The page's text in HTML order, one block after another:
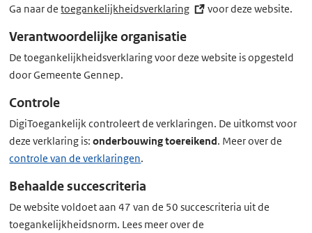
r
l
Ga naar detoegankelijkheidsverklaring (externe
voor deze website.
Verantwoordelijke organisatie
De toegankelijkheidsverklaring voor deze website is opgesteld
door Gemeente Gennep.
Controle
DigiToegankelijk controleert de verklaringen. De uitkomst voor
deze verklaring is:onderbouwing toereikend. Meer over de
controle van de verklaringen.
Behaalde succescriteria
De website voldoet aan 47 van de 50 succescriteria uit de
toegankelijkheidsnorm. Lees meer over de